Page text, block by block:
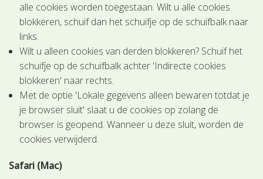
alle cookies worden toegestaan. Wilt u alle cookies
blokkeren, schuif dan het schuifje op de schuifbalk naar
links.
Wilt u alleen cookies van derden blokkeren? Schuif het
schuifje op de schuifbalk achter 'Indirecte cookies
blokkeren' naar rechts.
Met de optie 'Lokale gegevens alleen bewaren totdat je
je browser sluit' slaat u de cookies op zolang de
browser is geopend. Wanneer u deze sluit, worden de
cookies verwijderd.
Safari (Mac)